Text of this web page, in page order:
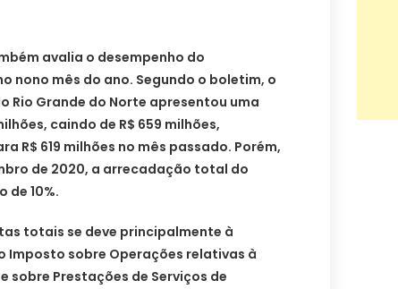
avalia o desempenho do
nono mês do ano. Segundo o boletim, o
Rio Grande do Norte apresentou uma
caindo de R$ 659 milhões,
R$ 619 milhões no mês passado. Porém,
de 2020, a arrecadação total do
de 10%.
totais se deve principalmente à
Imposto sobre Operações relativas à
sobre Prestações de Serviços de